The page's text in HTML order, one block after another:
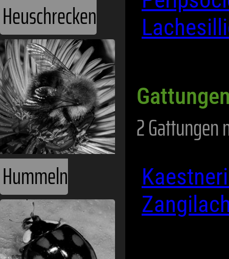
Heuschrecken
Hummeln
2 Gattungen